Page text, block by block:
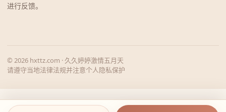
进行反馈。
© 2026 hxttz.com · 久久婷婷激情五月天
请遵守当地法律法规并注意个人隐私保护